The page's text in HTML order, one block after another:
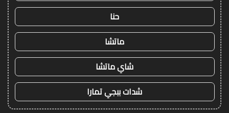
حنا
ماتشا
شاي ماتشا
شدات ببجي تمارا